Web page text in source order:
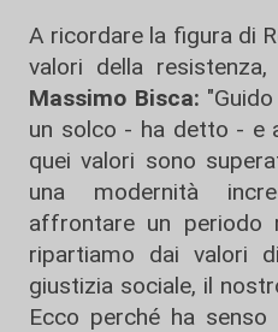
A ricordare la figura di
valori della resistenza,
Massimo Bisca:
un solco - ha detto - e
quei valori sono
una modernità
affrontare un periodo
ripartiamo dai valori
giustizia sociale, il
Ecco perché ha